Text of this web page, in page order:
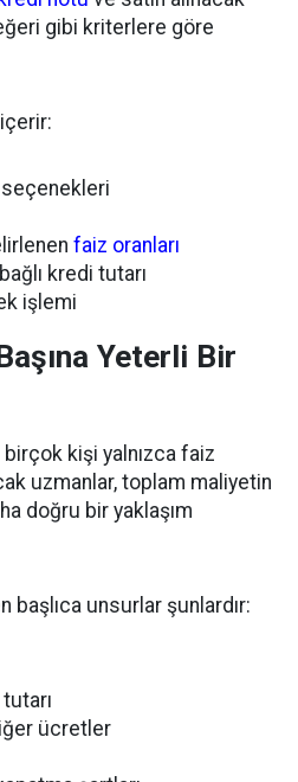
gibi kriterlere göre
faiz oranları
kredi tutarı
işlemi
Yeterli Bir
kişi yalnızca faiz
uzmanlar, toplam maliyetin
doğru bir yaklaşım
başlıca unsurlar şunlardır:
ücretler